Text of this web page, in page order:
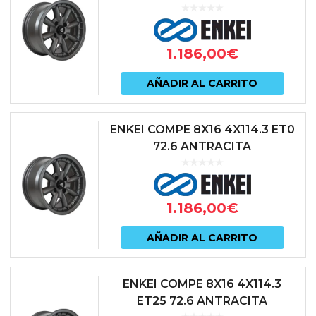
1.186,00€
AÑADIR AL CARRITO
ENKEI COMPE 8X16 4X114.3 ET0
72.6 ANTRACITA
1.186,00€
AÑADIR AL CARRITO
ENKEI COMPE 8X16 4X114.3
ET25 72.6 ANTRACITA